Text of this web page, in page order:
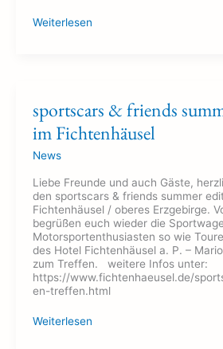
Weiterlesen
sportscars & friends
im Fichtenhäusel
News
Liebe Freunde und auch Gäste,
den sportscars & friends summer
Fichtenhäusel / oberes Erzgebirge.
begrüßen euch wieder die
Motorsportenthusiasten so wie
des Hotel Fichtenhäusel a. P. –
zum Treffen. weitere Infos unter:
https://www.fichtenhaeusel.de/
en-treffen.html
&
friends
summer
edition
im
Fichtenhäusel
Weiterlesen